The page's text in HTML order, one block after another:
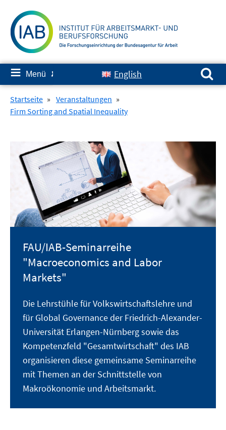
zum
Inhalt
≡ Menü ✘ English
Suchen nach:
Startseite » Veranstaltungen »
Firm Sorting and Spatial Inequality
FAU/IAB-Seminarreihe
"Macroeconomics and Labor
Markets"
Die Lehrstühle für Volkswirtschaftslehre und
für Global Governance der Friedrich-Alexander-
Universität Erlangen-Nürnberg sowie das
Kompetenzfeld "Gesamtwirtschaft" des IAB
organisieren diese gemeinsame Seminarreihe
mit Themen an der Schnittstelle von
Makroökonomie und Arbeitsmarkt.